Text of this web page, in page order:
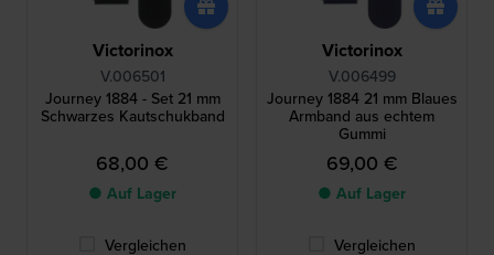
Victorinox
V.006501
Journey 1884 - Set 21 mm
Schwarzes Kautschukband
68,00 €
● Auf Lager
Vergleichen
Victorinox
V.006499
Journey 1884 21 mm Blaues
Armband aus echtem
Gummi
69,00 €
● Auf Lager
Vergleichen